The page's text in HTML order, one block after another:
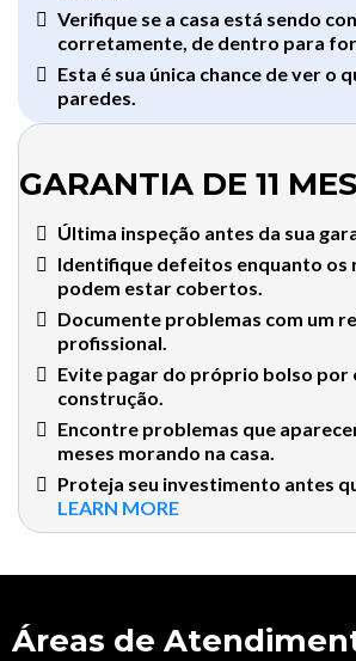
GARANTIA DE 11
Última inspeção antes da sua
Identifique defeitos enquanto os
podem estar cobertos.
Documente problemas com um
profissional.
Evite pagar do próprio bolso por
construção.
Encontre problemas que
meses morando na casa.
Proteja seu investimento antes
LEARN MORE
Verifique se a casa está sendo
corretamente, de dentro para
Esta é sua única chance de ver o
paredes.
Áreas de